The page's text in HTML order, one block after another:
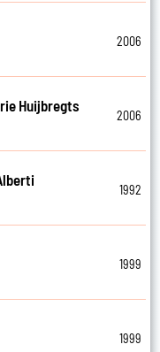
2006
Huijbregts
2006
1992
1999
1999